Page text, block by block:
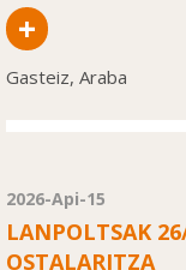
+
Gasteiz, Araba
2026-Api-15
LANPOLTSAK
OSTALARITZA